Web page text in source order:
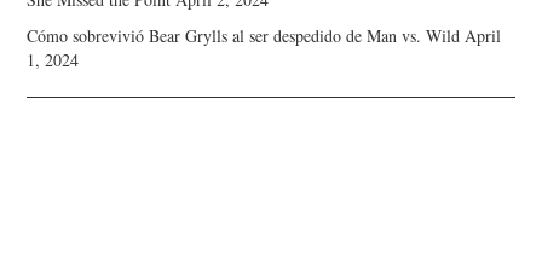
Cómo sobrevivió Bear Grylls al ser despedido de Man vs. Wild April
1, 2024